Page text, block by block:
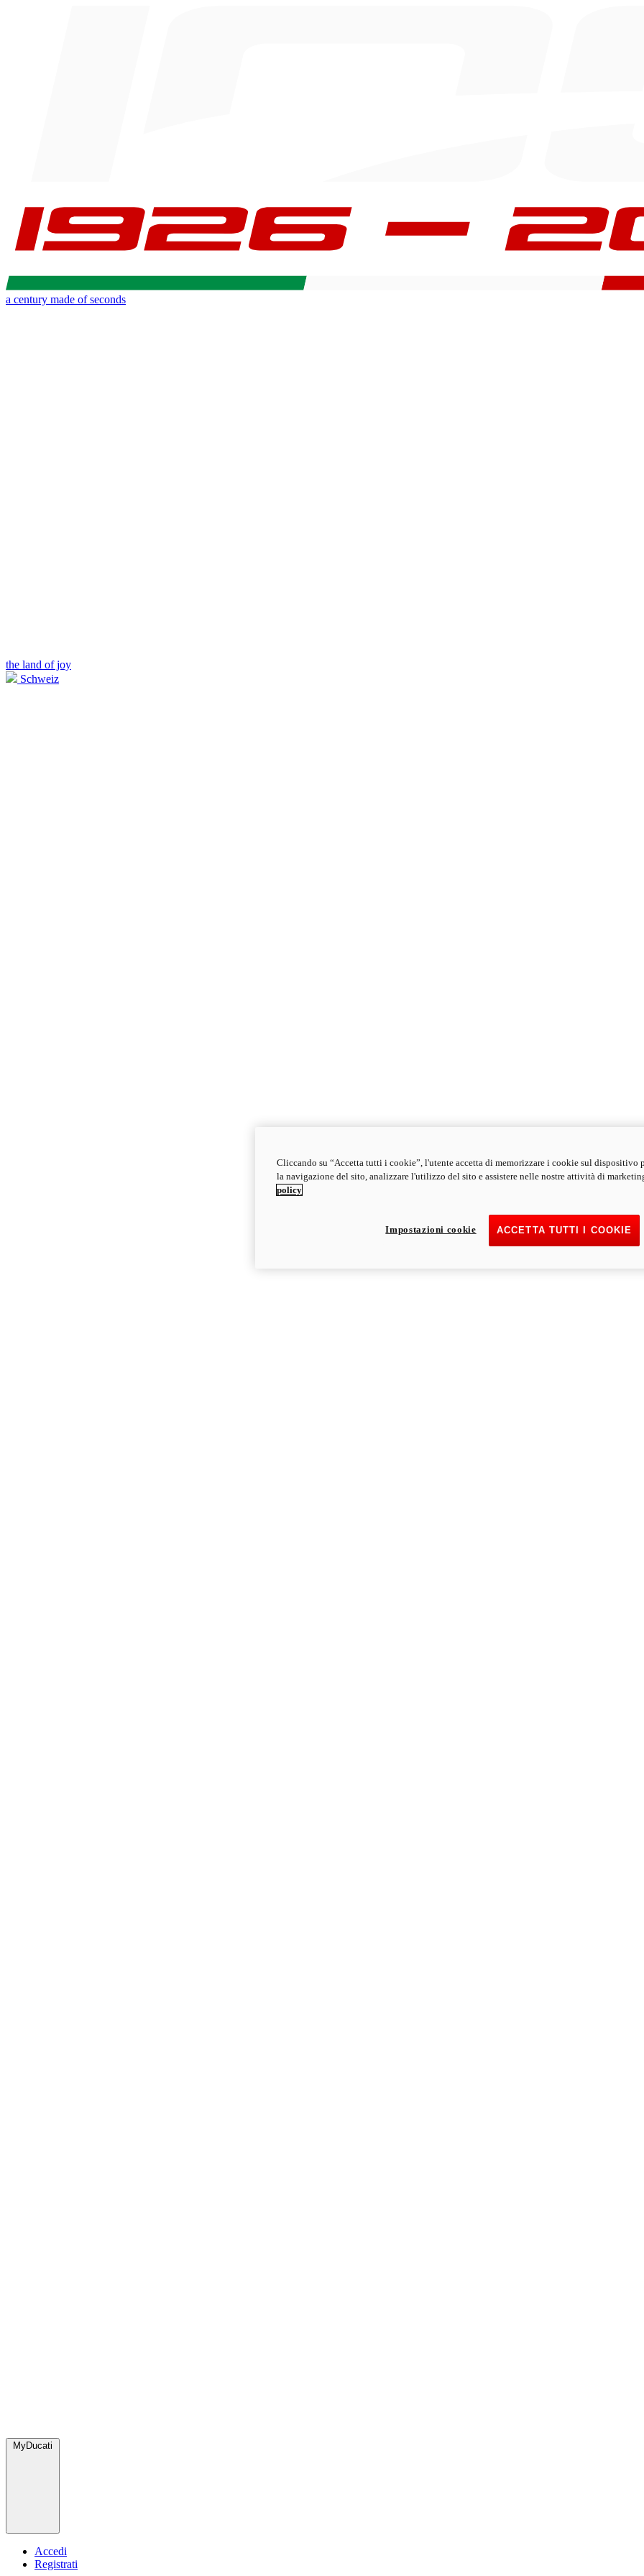
a century made of seconds
the land of joy
Schweiz
MyDucati
Accedi
Registrati
Cliccando su “Accetta tutti i cookie”, l'utente accetta di memorizzare i cookie sul dispositivo
la navigazione del sito, analizzare l'utilizzo del sito e assistere nelle nostre attività di
policy
ACCETTA TUTTI I COOKIE
Impostazioni cookie